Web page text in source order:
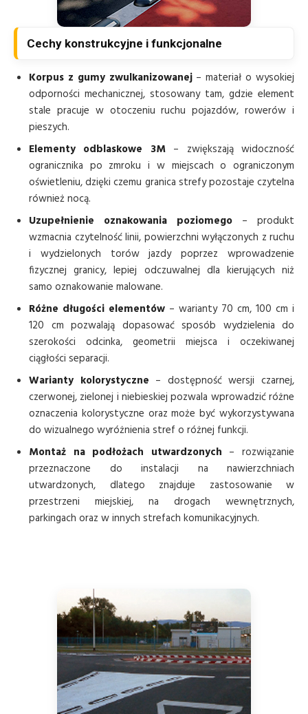
Cechy konstrukcyjne i funkcjonalne
Korpus z gumy zwulkanizowanej– materiał o wysokiej
odporności mechanicznej, stosowany tam, gdzie element
stale pracuje w otoczeniu ruchu pojazdów, rowerów i
pieszych.
Elementy odblaskowe 3M– zwiększają widoczność
ogranicznika po zmroku i w miejscach o ograniczonym
oświetleniu, dzięki czemu granica strefy pozostaje czytelna
również nocą.
Uzupełnienie oznakowania poziomego – produkt
wzmacnia czytelność linii, powierzchni wyłączonych z ruchu
i wydzielonych torów jazdy poprzez wprowadzenie
fizycznej granicy, lepiej odczuwalnej dla kierujących niż
samo oznakowanie malowane.
Różne długości elementów – warianty 70 cm, 100 cm i
120 cm pozwalają dopasować sposób wydzielenia do
szerokości odcinka, geometrii miejsca i oczekiwanej
ciągłości separacji.
Warianty kolorystyczne – dostępność wersji czarnej,
czerwonej, zielonej i niebieskiej pozwala wprowadzić różne
oznaczenia kolorystyczne oraz może być wykorzystywana
do wizualnego wyróżnienia stref o różnej funkcji.
Montaż na podłożach utwardzonych – rozwiązanie
przeznaczone do instalacji na nawierzchniach
utwardzonych, dlatego znajduje zastosowanie w
przestrzeni miejskiej, na drogach wewnętrznych,
parkingach oraz w innych strefach komunikacyjnych.